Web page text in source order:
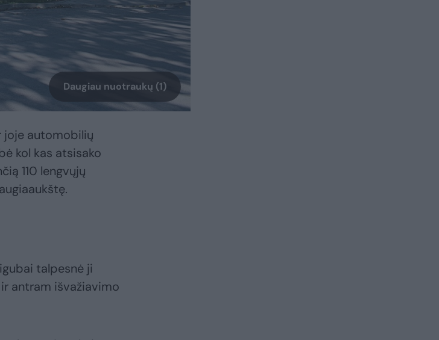
Daugiau nuotraukų (1)
joje automobilių
kol kas atsisako
110 lengvųjų
talpesnė ji
antram išvažiavimo